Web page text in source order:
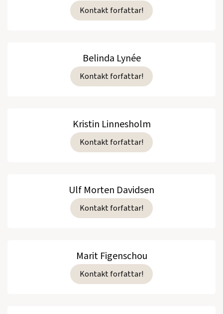
Kontakt forfattar!
Belinda Lynée
Kontakt forfattar!
Kristin Linnesholm
Kontakt forfattar!
Ulf Morten Davidsen
Kontakt forfattar!
Marit Figenschou
Kontakt forfattar!